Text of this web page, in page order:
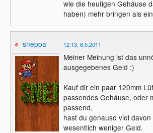
wie die heutigen Gehäuse
haben) mehr bringen als
sneppa 12:13, 6.5.2011
Meiner Meinung ist das
ausgegebenes Geld :)
Kauf dir ein paar 120mm
passendes Gehäuse, oder
passend,
hast du genauso viel
wesentlich weniger Geld.